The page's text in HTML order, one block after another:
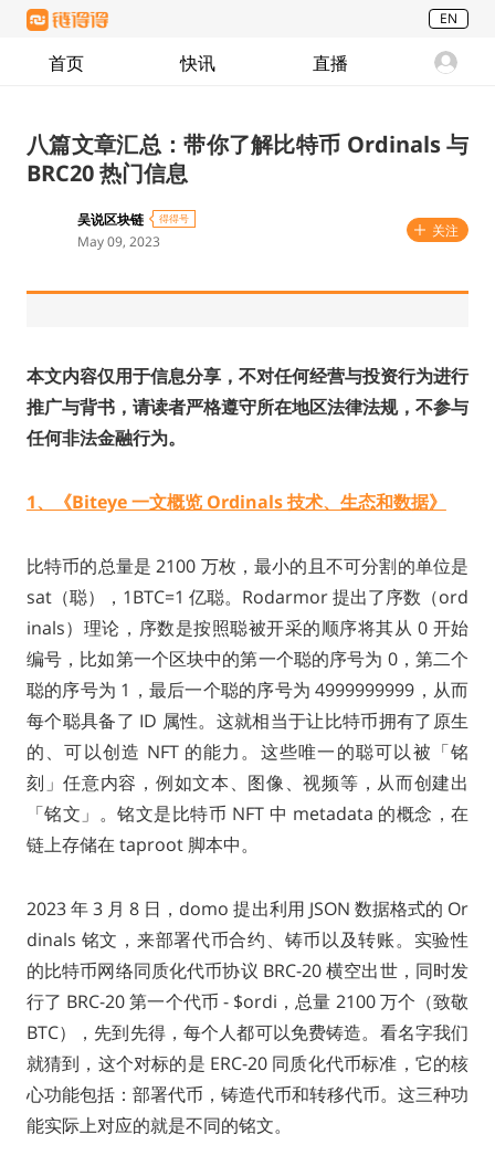
EN
首页 快讯 直播
八篇文章汇总：带你了解比特币 Ordinals 与
BRC20 热门信息
吴说区块链 得得号
May 09, 2023
关注
本文内容仅用于信息分享，不对任何经营与投资行为进行
推广与背书，请读者严格遵守所在地区法律法规，不参与
任何非法金融行为。
1、《Biteye 一文概览 Ordinals 技术、生态和数据》
比特币的总量是 2100 万枚，最小的且不可分割的单位是
sat（聪），1BTC=1 亿聪。Rodarmor 提出了序数（ord
inals）理论，序数是按照聪被开采的顺序将其从 0 开始
编号，比如第一个区块中的第一个聪的序号为 0，第二个
聪的序号为 1，最后一个聪的序号为 4999999999，从而
每个聪具备了 ID 属性。这就相当于让比特币拥有了原生
的、可以创造 NFT 的能力。这些唯一的聪可以被「铭
刻」任意内容，例如文本、图像、视频等，从而创建出
「铭文」。铭文是比特币 NFT 中 metadata 的概念，在
链上存储在 taproot 脚本中。
2023 年 3 月 8 日，domo 提出利用 JSON 数据格式的 Or
dinals 铭文，来部署代币合约、铸币以及转账。实验性
的比特币网络同质化代币协议 BRC-20 横空出世，同时发
行了 BRC-20 第一个代币 - $ordi，总量 2100 万个（致敬
BTC），先到先得，每个人都可以免费铸造。看名字我们
就猜到，这个对标的是 ERC-20 同质化代币标准，它的核
心功能包括：部署代币，铸造代币和转移代币。这三种功
能实际上对应的就是不同的铭文。